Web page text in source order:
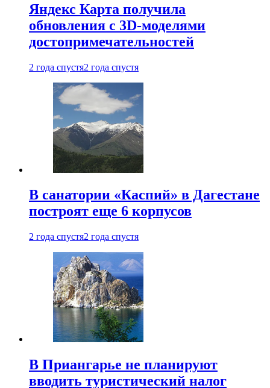
Яндекс Карта получила
обновления с 3D-моделями
достопримечательностей
2 года спустя2 года спустя
В санатории «Каспий» в Дагестане
построят еще 6 корпусов
2 года спустя2 года спустя
В Приангарье не планируют
вводить туристический налог